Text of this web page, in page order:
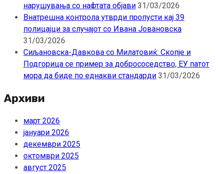
нарушувања со нафтата објави 31/03/2026
Внатрешна контрола утврди пропусти кај 39
полицајци за случајот со Ивана Јовановска
31/03/2026
Сиљановска-Давкова со Милатовиќ: Скопје и
Подгорица се пример за добрососедство, ЕУ патот
мора да биде по еднакви стандарди 31/03/2026
Архиви
март 2026
јануари 2026
декември 2025
октомври 2025
август 2025